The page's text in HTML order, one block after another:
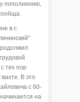
пополнению,
в с.
тех пор
В это
с 60-
на